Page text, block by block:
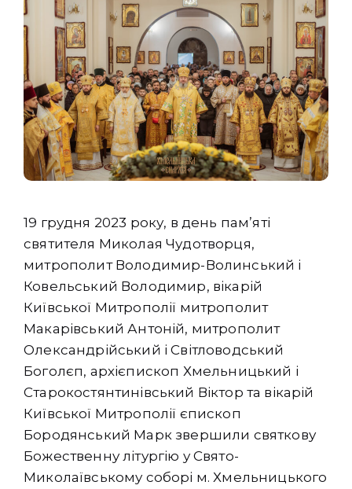
19 грудня 2023 року, в день пам’яті
святителя Миколая Чудотворця,
митрополит Володимир-Волинський і
Ковельський Володимир, вікарій
Київської Митрополії митрополит
Макарівський Антоній, митрополит
Олександрійський і Світловодський
Боголєп, архієпископ Хмельницький і
Старокостянтинівський Віктор та вікарій
Київської Митрополії єпископ
Бородянський Марк звершили святкову
Божественну літургію у Свято-
Миколаївському соборі м. Хмельницького